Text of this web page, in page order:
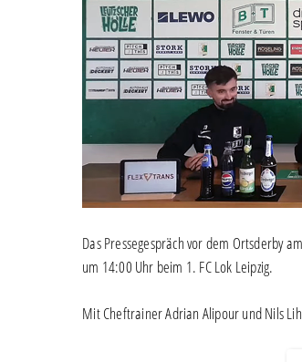
Das Pressegespräch vor dem Ortsderby
um 14:00 Uhr beim 1. FC Lok Leipzig.
Mit Cheftrainer Adrian Alipour und Nils